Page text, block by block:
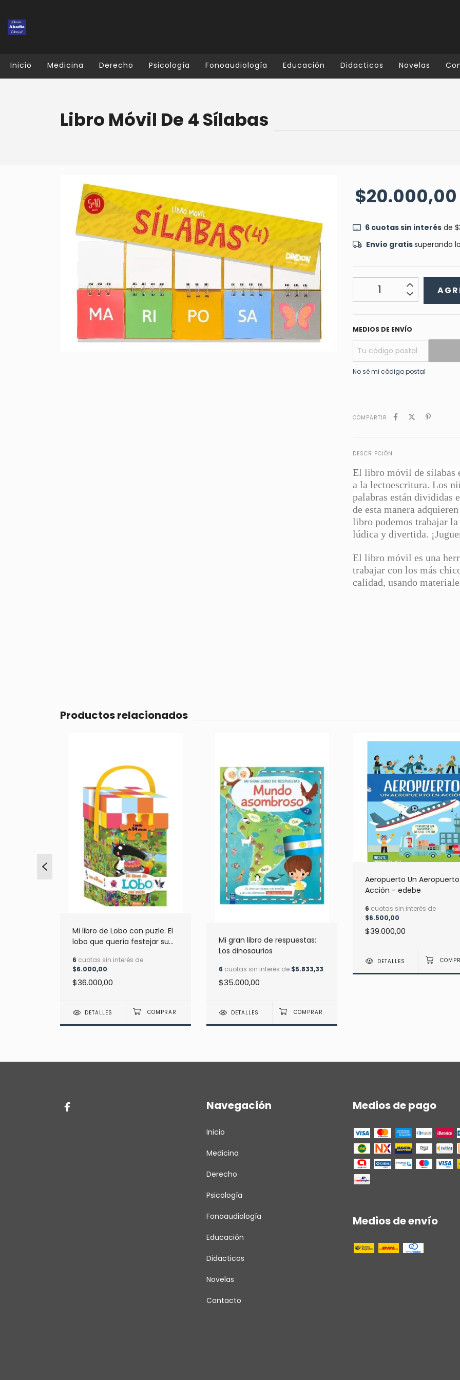
Inicio Medicina Derecho Psicología Fonoaudiología Educación Didacticos Novelas
Libro Móvil De 4 Sílabas
$20.000,00
6cuotas sin interésde
Envío gratissuperando
MEDIOS DE ENVÍO
No sé mi código postal
COMPARTIR
DESCRIPCIÓN
El libro móvil de sílabas
a la lectoescritura. Los
palabras están divididas
de esta manera
libro podemos trabajar la
lúdica y divertida.
El libro móvil es una
trabajar con los más
calidad, usando
Productos relacionados
Mi libro de Lobo con puzle: El
lobo que quería festejar su
6 cuotas sin interés de
$6.000,00
$36.000,00
DETALLES
Mi gran libro de respuestas:
Los dinosaurios
6 cuotas sin interés de $5.833,33
$35.000,00
DETALLES
Aeropuerto Un Aeropuerto
Acción - edebe
6 cuotas sin interés de
$6.500,00
$39.000,00
DETALLES
Navegación
Inicio
Medicina
Derecho
Psicología
Fonoaudiología
Educación
Didacticos
Novelas
Contacto
Medios de pago
Medios de envío